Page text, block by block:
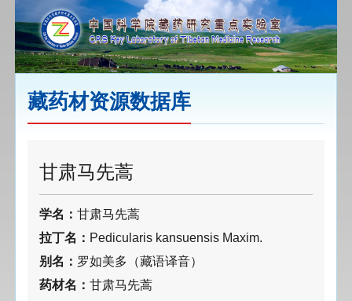
藏药材资源数据库
甘肃马先蒿
学名：甘肃马先蒿
拉丁名： Pedicularis kansuensis Maxim.
别名： 罗如美多（藏语译音）
药材名：甘肃马先蒿